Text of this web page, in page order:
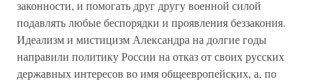
законности, и помогать друг другу военной силой
подавлять любые беспорядки и проявления беззакония.
Идеализм и мистицизм Александра на долгие годы
направили политику России на отказ от своих русских
державных интересов во имя общеевропейских, а, по